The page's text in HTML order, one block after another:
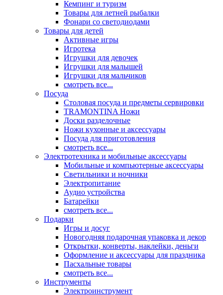
Кемпинг и туризм
Товары для летней рыбалки
Фонари со светодиодами
Товары для детей
Активные игры
Игротека
Игрушки для девочек
Игрушки для малышей
Игрушки для мальчиков
смотреть все...
Посуда
Столовая посуда и предметы сервировки
TRAMONTINA Ножи
Доски разделочные
Ножи кухонные и аксессуары
Посуда для приготовления
смотреть все...
Электротехника и мобильные аксессуары
Мобильные и компьютерные аксессуары
Светильники и ночники
Электропитание
Аудио устройства
Батарейки
смотреть все...
Подарки
Игры и досуг
Новогодняя подарочная упаковка и декор
Открытки, конверты, наклейки, деньги
Оформление и аксессуары для праздника
Пасхальные товары
смотреть все...
Инструменты
Электроинструмент